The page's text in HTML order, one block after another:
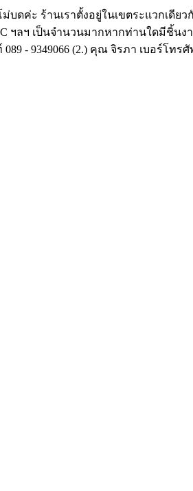
ค่ะ ร้านเราตั้งอยู่ในเขตระแวกเดีย
ฯลฯ เป็นจำนวนมากหากท่านใดมีชิ้นง
- 9349066 (2.) คุณ จิรภา เบอร์โทรศั